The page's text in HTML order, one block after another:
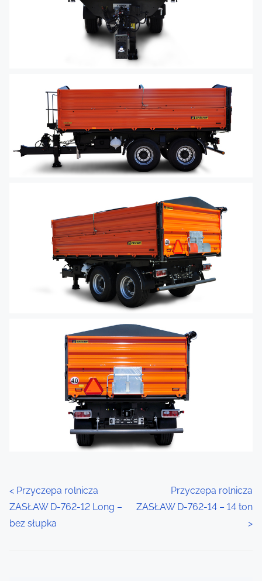
P
o
< Przyczepa rolnicza
ZASŁAW D-762-12 Long –
bez słupka
Przyczepa rolnicza
ZASŁAW D-762-14 – 14 ton
>